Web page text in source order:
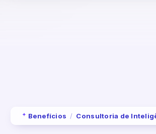
Benefícios / Consultoria de